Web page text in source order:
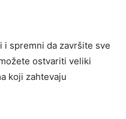
i spremni da završite sve
ostvariti veliki
koji zahtevaju